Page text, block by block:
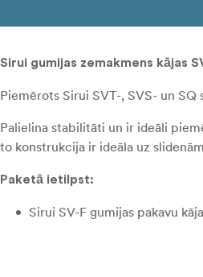
Sirui gumijas zemakmens kājas
Piemērots Sirui SVT-, SVS- un SQ
Palielina stabilitāti un ir ideāli
to konstrukcija ir ideāla uz
Paketā ietilpst:
Sirui SV-F gumijas pakavu